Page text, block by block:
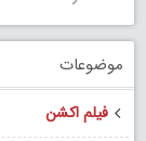
موضوعات
فیلم اکشن